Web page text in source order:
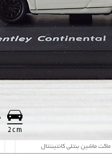
ماکت ماشین بنتلی کانتیننتال